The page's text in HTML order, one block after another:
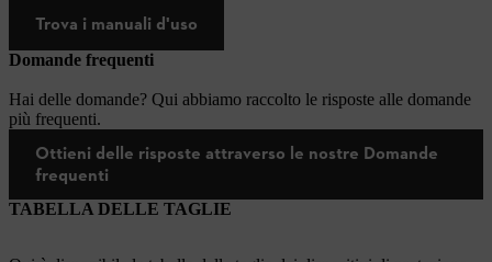
Trova i manuali d'uso
Domande frequenti
Hai delle domande? Qui abbiamo raccolto le risposte alle domande
più frequenti.
Ottieni delle risposte attraverso le nostre Domande
frequenti
TABELLA DELLE TAGLIE